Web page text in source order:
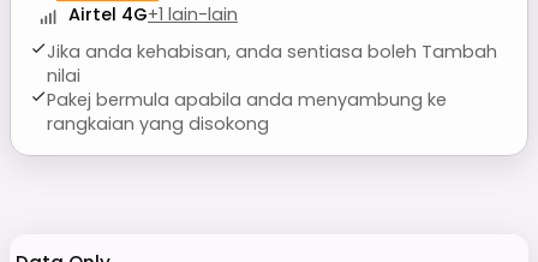
Airtel 4G+1 lain-lain
Jika anda kehabisan, anda sentiasa boleh Tambah
nilai
Pakej bermula apabila anda menyambung ke
rangkaian yang disokong